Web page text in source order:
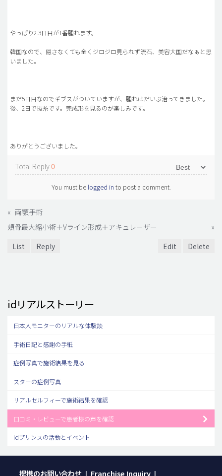
やっぱり2.3日目が1番腫れます。
韓国なので、隠さなくても全くジロジロ見られず流石、美容大国だなぁと思
いました。
まだ5日目なのでギブスがついていますが、腫れはだいぶ治ってきました。
後、2日で抜糸です。完成形を見るのが楽しみです。
ありがとうございました。
Total Reply 0
You must be logged in to post a comment.
« 両顎手術
頬骨最大縮小術＋Vライン形成＋アキュレーザー
»
List
Reply Edit Delete
idリアルストーリー
日本人モニターのリアルな体験談
手術日記と感謝の手紙
症例写真で施術結果を見る
スターの症例写真
リアルセルフィーで施術結果を確認
口コミ・レビューで患者様の声を確認
idプリンスの活動とイベント
提携のお問い合わせ | Franchise Inquiry |